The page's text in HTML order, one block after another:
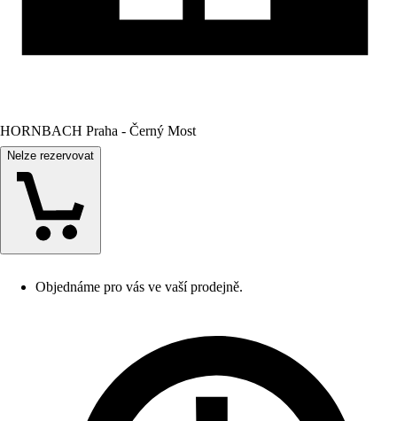
HORNBACH Praha - Černý Most
Nelze rezervovat
Objednáme pro vás ve vaší prodejně.